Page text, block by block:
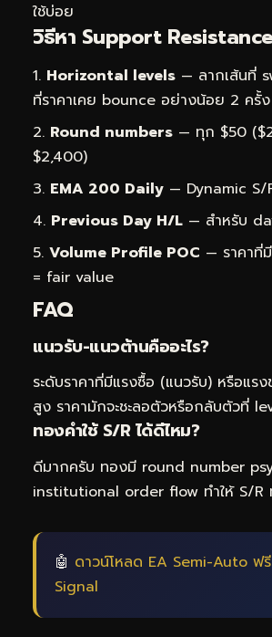
ใช้บ่อย
วิธีหา Support
Horizontal levels — ลากเส้นที่
ที่ราคาเคย bounce อย่างน้อย 2 ครั้ง
Round numbers — ทุก $50
$2,400)
EMA 200 Daily — Dynamic S/
Previous Day H/L — สำหรับ
Volume Profile POC — ราคาที่
= fair value
FAQ
แนวรับ-แนวต้านคืออะไร?
ระดับราคาที่มีแรงซื้อ (แนวรับ) หรือแร
สูง ราคามักจะชะลอตัวหรือกลับตัวที่
ทองคำใช้ S/R ได้ดีไหม?
ดีมากครับ ทองมี round number
institutional order flow ทำให้ S/R
🤖 ดาวน์โหลด EA Semi-Auto ฟ
Signal